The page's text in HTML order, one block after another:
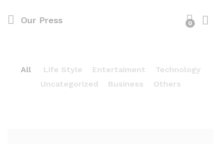
Our Press 0
All Life Style Entertaiment
Technology
Uncategorized
Business Others